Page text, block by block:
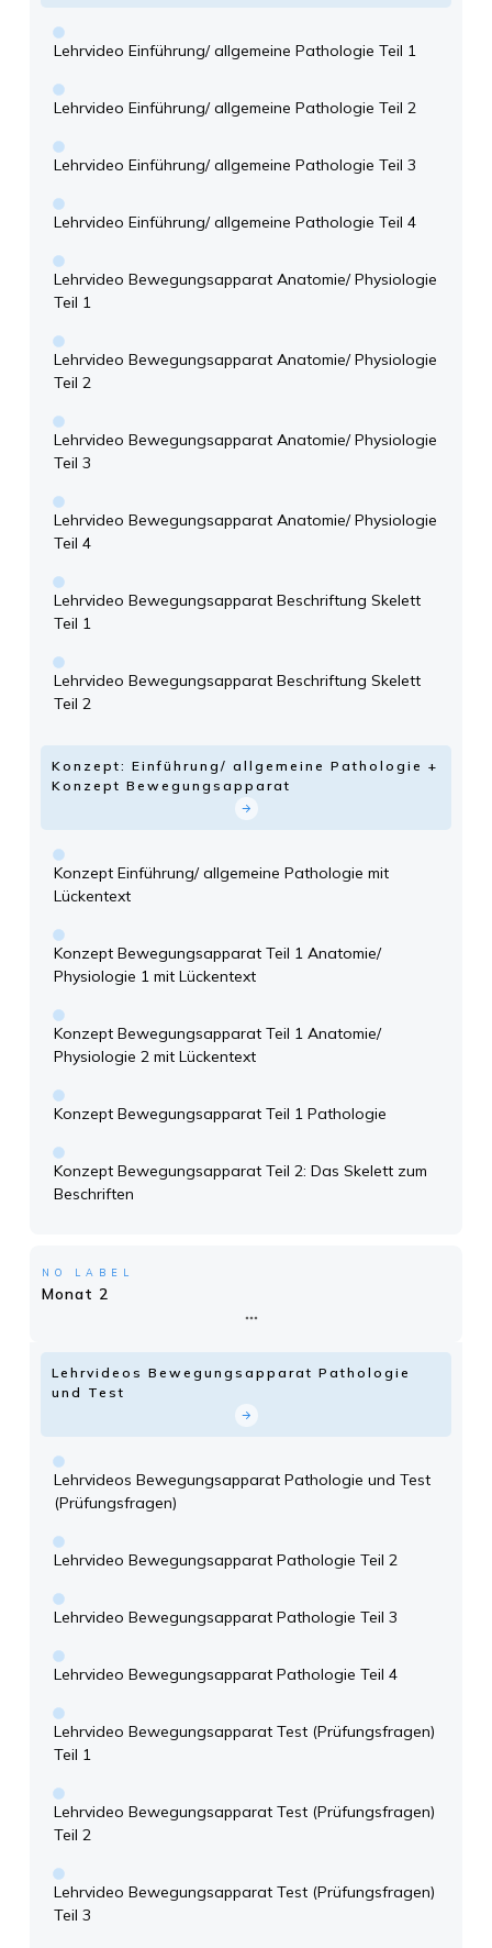
Lehrvideo Einführung/ allgemeine Pathologie Teil 1
Lehrvideo Einführung/ allgemeine Pathologie Teil 2
Lehrvideo Einführung/ allgemeine Pathologie Teil 3
Lehrvideo Einführung/ allgemeine Pathologie Teil 4
Lehrvideo Bewegungsapparat Anatomie/ Physiologie
Teil 1
Lehrvideo Bewegungsapparat Anatomie/ Physiologie
Teil 2
Lehrvideo Bewegungsapparat Anatomie/ Physiologie
Teil 3
Lehrvideo Bewegungsapparat Anatomie/ Physiologie
Teil 4
Lehrvideo Bewegungsapparat Beschriftung Skelett
Teil 1
Lehrvideo Bewegungsapparat Beschriftung Skelett
Teil 2
Konzept: Einführung/ allgemeine Pathologie +
Konzept Bewegungsapparat
Konzept Einführung/ allgemeine Pathologie mit
Lückentext
Konzept Bewegungsapparat Teil 1 Anatomie/
Physiologie 1 mit Lückentext
Konzept Bewegungsapparat Teil 1 Anatomie/
Physiologie 2 mit Lückentext
Konzept Bewegungsapparat Teil 1 Pathologie
Konzept Bewegungsapparat Teil 2: Das Skelett zum
Beschriften
NO LABEL
Monat 2
Lehrvideos Bewegungsapparat Pathologie
und Test
Lehrvideos Bewegungsapparat Pathologie und Test
(Prüfungsfragen)
Lehrvideo Bewegungsapparat Pathologie Teil 2
Lehrvideo Bewegungsapparat Pathologie Teil 3
Lehrvideo Bewegungsapparat Pathologie Teil 4
Lehrvideo Bewegungsapparat Test (Prüfungsfragen)
Teil 1
Lehrvideo Bewegungsapparat Test (Prüfungsfragen)
Teil 2
Lehrvideo Bewegungsapparat Test (Prüfungsfragen)
Teil 3